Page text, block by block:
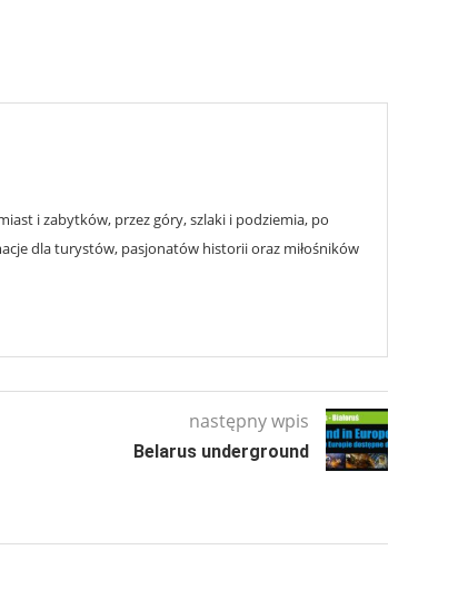
i zabytków, przez góry, szlaki i podziemia, po
dla turystów, pasjonatów historii oraz miłośników
następny wpis
Belarus underground